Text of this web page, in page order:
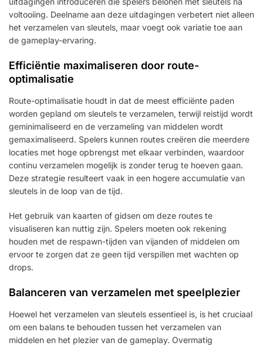
voltooiing. Deelname aan deze uitdagingen verbetert niet alleen
het verzamelen van sleutels, maar voegt ook variatie toe aan
de gameplay-ervaring.
Efficiëntie maximaliseren door route-
optimalisatie
Route-optimalisatie houdt in dat de meest efficiënte paden
worden gepland om sleutels te verzamelen, terwijl reistijd wordt
geminimaliseerd en de verzameling van middelen wordt
gemaximaliseerd. Spelers kunnen routes creëren die meerdere
locaties met hoge opbrengst met elkaar verbinden, waardoor
continu verzamelen mogelijk is zonder terug te hoeven gaan.
Deze strategie resulteert vaak in een hogere accumulatie van
sleutels in de loop van de tijd.
Het gebruik van kaarten of gidsen om deze routes te
visualiseren kan nuttig zijn. Spelers moeten ook rekening
houden met de respawn-tijden van vijanden of middelen om
ervoor te zorgen dat ze geen tijd verspillen met wachten op
drops.
Balanceren van verzamelen met speelplezier
Hoewel het verzamelen van sleutels essentieel is, is het cruciaal
om een balans te behouden tussen het verzamelen van
middelen en het plezier van de gameplay. Overmatig